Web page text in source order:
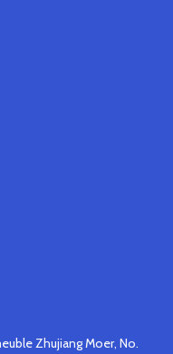
Zhujiang Moer, No.